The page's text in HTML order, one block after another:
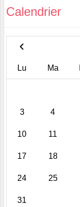
Calendrier
Lu Ma
3 4
10 11
17 18
24 25
31